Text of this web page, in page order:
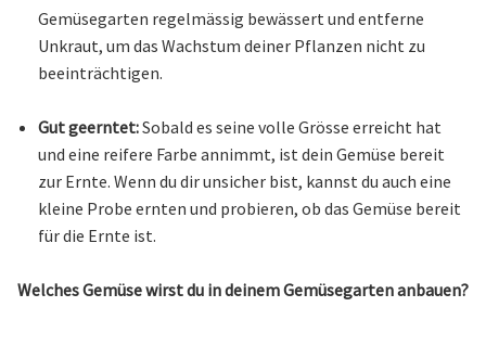
Gemüsegarten regelmässig bewässert und entferne
Unkraut, um das Wachstum deiner Pflanzen nicht zu
beeinträchtigen.
Gut geerntet:Sobald es seine volle Grösse erreicht hat
und eine reifere Farbe annimmt, ist dein Gemüse bereit
zur Ernte. Wenn du dir unsicher bist, kannst du auch eine
kleine Probe ernten und probieren, ob das Gemüse bereit
für die Ernte ist.
Welches Gemüse wirst du in deinem Gemüsegarten anbauen?